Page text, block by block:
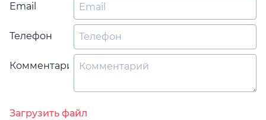
Email
Телефон
Комментарий
Загрузить файл